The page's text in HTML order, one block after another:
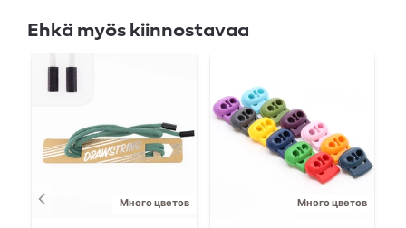
Ehkä myös kiinnostavaa
Много цветов Много цветов